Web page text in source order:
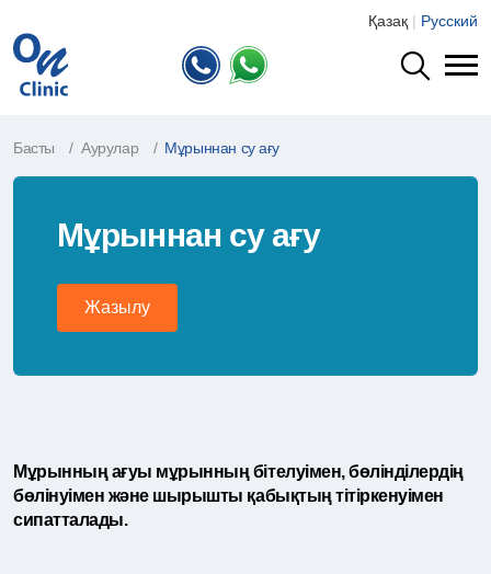
Қазақ | Русский
Басты Аурулар Мұрыннан су ағу
Мұрыннан су ағу
Жазылу
Мұрынның ағуы мұрынның бітелуімен, бөлінділердің
бөлінуімен және шырышты қабықтың тітіркенуімен
сипатталады.